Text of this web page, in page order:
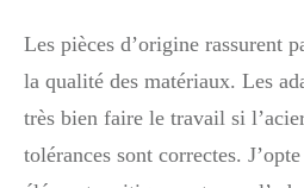
Les pièces d’origine rassurent
la qualité des matériaux. Les
très bien faire le travail si
tolérances sont correctes.